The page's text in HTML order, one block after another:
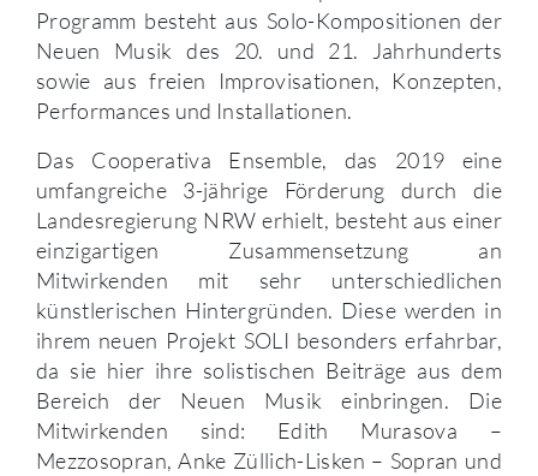
Programm besteht aus Solo-Kompositionen der
Neuen Musik des 20. und 21. Jahrhunderts
sowie aus freien Improvisationen, Konzepten,
Performances und Installationen.
Das Cooperativa Ensemble, das 2019 eine
umfangreiche 3-jährige Förderung durch die
Landesregierung NRW erhielt, besteht aus einer
einzigartigen Zusammensetzung an
Mitwirkenden mit sehr unterschiedlichen
künstlerischen Hintergründen. Diese werden in
ihrem neuen Projekt SOLI besonders erfahrbar,
da sie hier ihre solistischen Beiträge aus dem
Bereich der Neuen Musik einbringen. Die
Mitwirkenden sind: Edith Murasova –
Mezzosopran, Anke Züllich-Lisken – Sopran und